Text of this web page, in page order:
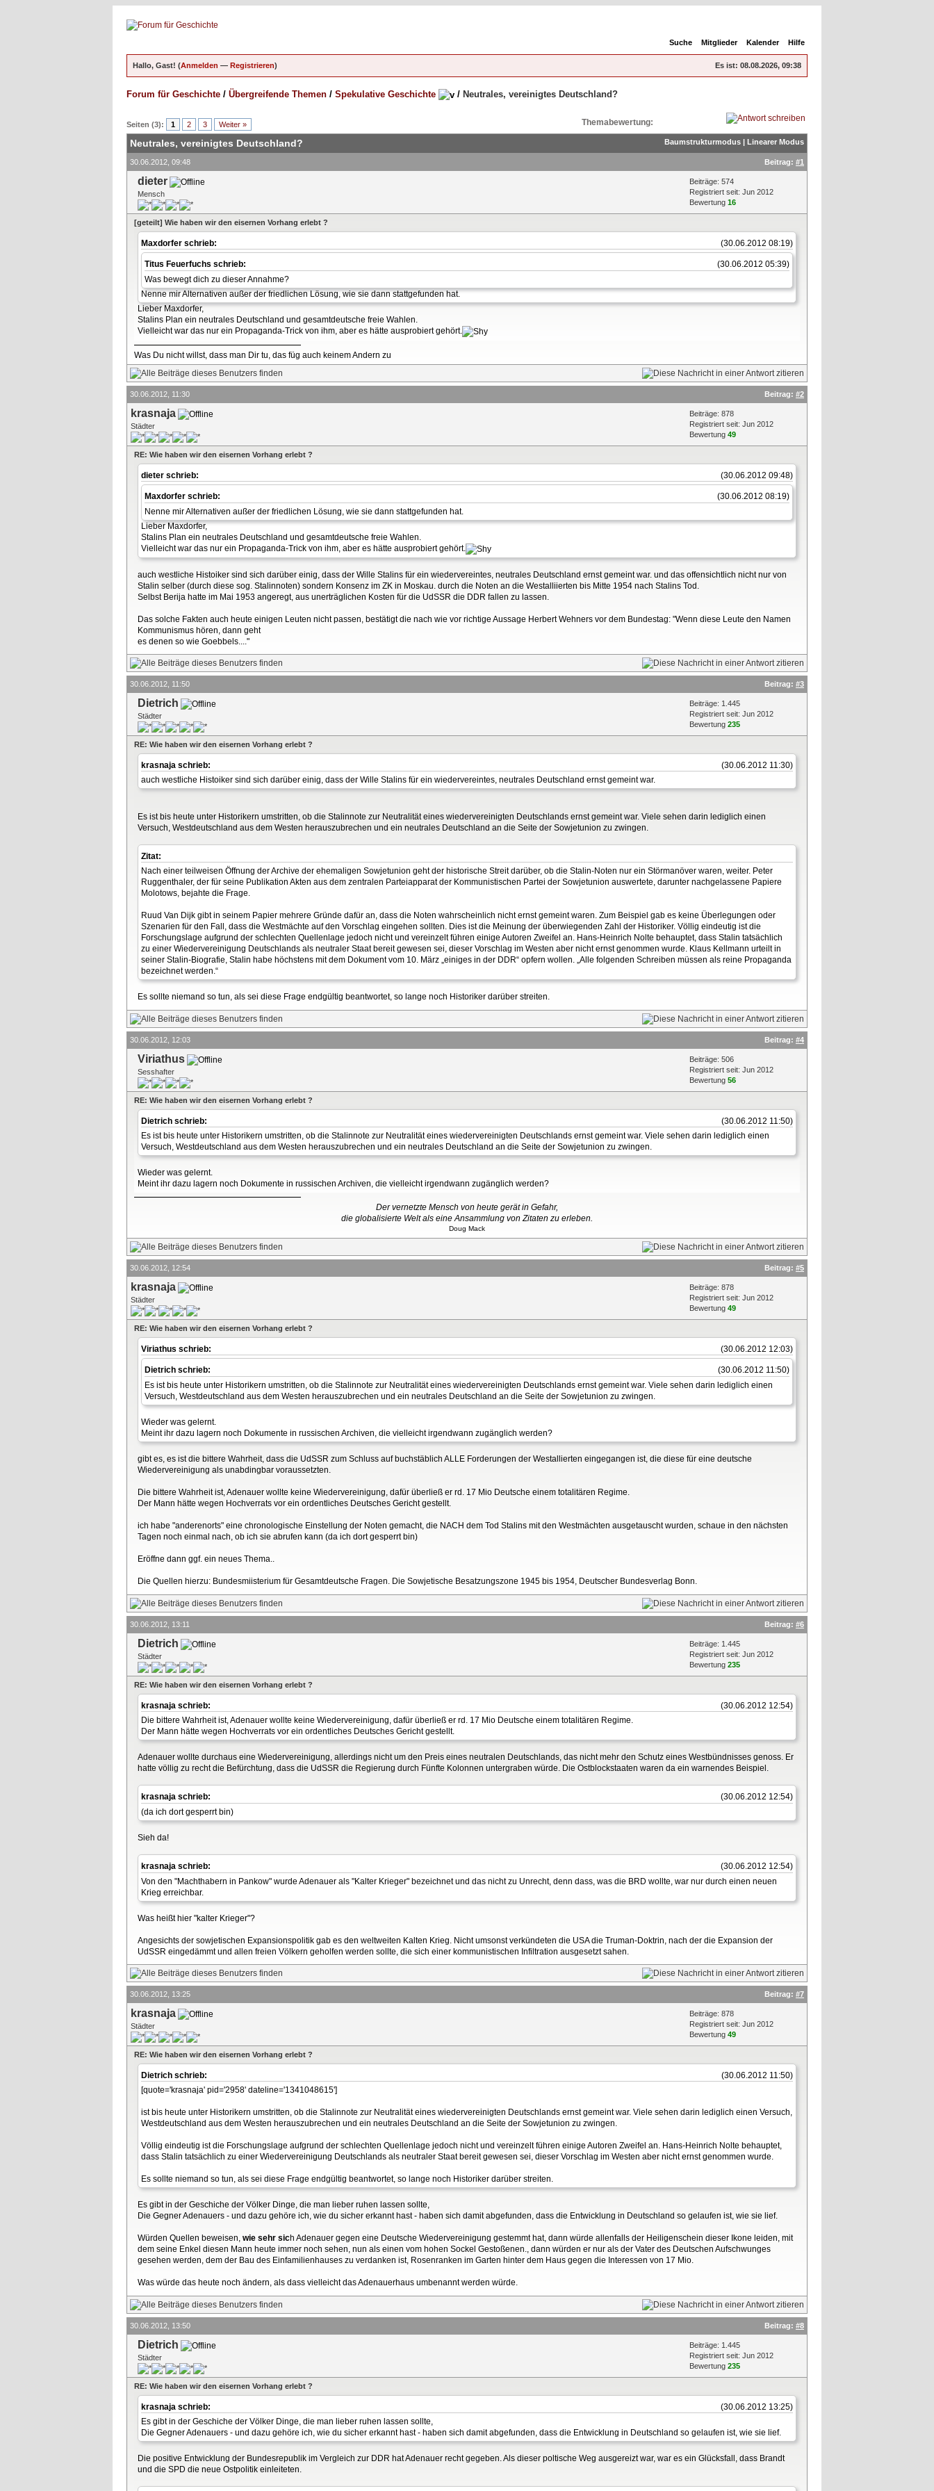
Suche Mitglieder Kalender Hilfe
Es ist: 08.08.2026, 09:38
Hallo, Gast! (Anmelden — Registrieren)
Forum für Geschichte / Übergreifende Themen / Spekulative Geschichte / Neutrales, vereinigtes Deutschland?
Seiten (3): 1 2 3 Weiter » Themabewertung:
Baumstrukturmodus | Linearer Modus
Neutrales, vereinigtes Deutschland?
30.06.2012, 09:48 Beitrag: #1
dieter
Mensch
Beiträge: 574
Registriert seit: Jun 2012
Bewertung 16
[geteilt] Wie haben wir den eisernen Vorhang erlebt ?
(30.06.2012 08:19)
Maxdorfer schrieb:
(30.06.2012 05:39)
Titus Feuerfuchs schrieb:
Was bewegt dich zu dieser Annahme?
Nenne mir Alternativen außer der friedlichen Lösung, wie sie dann stattgefunden hat.
Lieber Maxdorfer,
Stalins Plan ein neutrales Deutschland und gesamtdeutsche freie Wahlen.
Vielleicht war das nur ein Propaganda-Trick von ihm, aber es hätte ausprobiert gehört.
Was Du nicht willst, dass man Dir tu, das füg auch keinem Andern zu
30.06.2012, 11:30 Beitrag: #2
krasnaja
Städter
Beiträge: 878
Registriert seit: Jun 2012
Bewertung 49
RE: Wie haben wir den eisernen Vorhang erlebt ?
(30.06.2012 09:48)
dieter schrieb:
(30.06.2012 08:19)
Maxdorfer schrieb:
Nenne mir Alternativen außer der friedlichen Lösung, wie sie dann stattgefunden hat.
Lieber Maxdorfer,
Stalins Plan ein neutrales Deutschland und gesamtdeutsche freie Wahlen.
Vielleicht war das nur ein Propaganda-Trick von ihm, aber es hätte ausprobiert gehört.
auch westliche Histoiker sind sich darüber einig, dass der Wille Stalins für ein wiedervereintes, neutrales Deutschland ernst gemeint war. und das offensichtlich nicht nur von
Stalin selber (durch diese sog. Stalinnoten) sondern Konsenz im ZK in Moskau. durch die Noten an die Westalliierten bis Mitte 1954 nach Stalins Tod.
Selbst Berija hatte im Mai 1953 angeregt, aus unerträglichen Kosten für die UdSSR die DDR fallen zu lassen.
Das solche Fakten auch heute einigen Leuten nicht passen, bestätigt die nach wie vor richtige Aussage Herbert Wehners vor dem Bundestag: "Wenn diese Leute den Namen
Kommunismus hören, dann geht
es denen so wie Goebbels...."
30.06.2012, 11:50 Beitrag: #3
Dietrich
Städter
Beiträge: 1.445
Registriert seit: Jun 2012
Bewertung 235
RE: Wie haben wir den eisernen Vorhang erlebt ?
(30.06.2012 11:30)
krasnaja schrieb:
auch westliche Histoiker sind sich darüber einig, dass der Wille Stalins für ein wiedervereintes, neutrales Deutschland ernst gemeint war.
Es ist bis heute unter Historikern umstritten, ob die Stalinnote zur Neutralität eines wiedervereinigten Deutschlands ernst gemeint war. Viele sehen darin lediglich einen
Versuch, Westdeutschland aus dem Westen herauszubrechen und ein neutrales Deutschland an die Seite der Sowjetunion zu zwingen.
Zitat:
Nach einer teilweisen Öffnung der Archive der ehemaligen Sowjetunion geht der historische Streit darüber, ob die Stalin-Noten nur ein Störmanöver waren, weiter. Peter
Ruggenthaler, der für seine Publikation Akten aus dem zentralen Parteiapparat der Kommunistischen Partei der Sowjetunion auswertete, darunter nachgelassene Papiere
Molotows, bejahte die Frage.
Ruud Van Dijk gibt in seinem Papier mehrere Gründe dafür an, dass die Noten wahrscheinlich nicht ernst gemeint waren. Zum Beispiel gab es keine Überlegungen oder
Szenarien für den Fall, dass die Westmächte auf den Vorschlag eingehen sollten. Dies ist die Meinung der überwiegenden Zahl der Historiker. Völlig eindeutig ist die
Forschungslage aufgrund der schlechten Quellenlage jedoch nicht und vereinzelt führen einige Autoren Zweifel an. Hans-Heinrich Nolte behauptet, dass Stalin tatsächlich
zu einer Wiedervereinigung Deutschlands als neutraler Staat bereit gewesen sei, dieser Vorschlag im Westen aber nicht ernst genommen wurde. Klaus Kellmann urteilt in
seiner Stalin-Biografie, Stalin habe höchstens mit dem Dokument vom 10. März „einiges in der DDR“ opfern wollen. „Alle folgenden Schreiben müssen als reine Propaganda
bezeichnet werden.“
Es sollte niemand so tun, als sei diese Frage endgültig beantwortet, so lange noch Historiker darüber streiten.
30.06.2012, 12:03 Beitrag: #4
Viriathus
Sesshafter
Beiträge: 506
Registriert seit: Jun 2012
Bewertung 56
RE: Wie haben wir den eisernen Vorhang erlebt ?
(30.06.2012 11:50)
Dietrich schrieb:
Es ist bis heute unter Historikern umstritten, ob die Stalinnote zur Neutralität eines wiedervereinigten Deutschlands ernst gemeint war. Viele sehen darin lediglich einen
Versuch, Westdeutschland aus dem Westen herauszubrechen und ein neutrales Deutschland an die Seite der Sowjetunion zu zwingen.
Wieder was gelernt.
Meint ihr dazu lagern noch Dokumente in russischen Archiven, die vielleicht irgendwann zugänglich werden?
Der vernetzte Mensch von heute gerät in Gefahr,
die globalisierte Welt als eine Ansammlung von Zitaten zu erleben.
Doug Mack
30.06.2012, 12:54 Beitrag: #5
krasnaja
Städter
Beiträge: 878
Registriert seit: Jun 2012
Bewertung 49
RE: Wie haben wir den eisernen Vorhang erlebt ?
(30.06.2012 12:03)
Viriathus schrieb:
(30.06.2012 11:50)
Dietrich schrieb:
Es ist bis heute unter Historikern umstritten, ob die Stalinnote zur Neutralität eines wiedervereinigten Deutschlands ernst gemeint war. Viele sehen darin lediglich einen
Versuch, Westdeutschland aus dem Westen herauszubrechen und ein neutrales Deutschland an die Seite der Sowjetunion zu zwingen.
Wieder was gelernt.
Meint ihr dazu lagern noch Dokumente in russischen Archiven, die vielleicht irgendwann zugänglich werden?
gibt es, es ist die bittere Wahrheit, dass die UdSSR zum Schluss auf buchstäblich ALLE Forderungen der Westallierten eingegangen ist, die diese für eine deutsche
Wiedervereinigung als unabdingbar voraussetzten.
Die bittere Wahrheit ist, Adenauer wollte keine Wiedervereinigung, dafür überließ er rd. 17 Mio Deutsche einem totalitären Regime.
Der Mann hätte wegen Hochverrats vor ein ordentliches Deutsches Gericht gestellt.
ich habe "anderenorts" eine chronologische Einstellung der Noten gemacht, die NACH dem Tod Stalins mit den Westmächten ausgetauscht wurden, schaue in den nächsten
Tagen noch einmal nach, ob ich sie abrufen kann (da ich dort gesperrt bin)
Eröffne dann ggf. ein neues Thema..
Die Quellen hierzu: Bundesmiisterium für Gesamtdeutsche Fragen. Die Sowjetische Besatzungszone 1945 bis 1954, Deutscher Bundesverlag Bonn.
30.06.2012, 13:11 Beitrag: #6
Dietrich
Städter
Beiträge: 1.445
Registriert seit: Jun 2012
Bewertung 235
RE: Wie haben wir den eisernen Vorhang erlebt ?
(30.06.2012 12:54)
krasnaja schrieb:
Die bittere Wahrheit ist, Adenauer wollte keine Wiedervereinigung, dafür überließ er rd. 17 Mio Deutsche einem totalitären Regime.
Der Mann hätte wegen Hochverrats vor ein ordentliches Deutsches Gericht gestellt.
Adenauer wollte durchaus eine Wiedervereinigung, allerdings nicht um den Preis eines neutralen Deutschlands, das nicht mehr den Schutz eines Westbündnisses genoss. Er
hatte völlig zu recht die Befürchtung, dass die UdSSR die Regierung durch Fünfte Kolonnen untergraben würde. Die Ostblockstaaten waren da ein warnendes Beispiel.
(30.06.2012 12:54)
krasnaja schrieb:
(da ich dort gesperrt bin)
Sieh da!
(30.06.2012 12:54)
krasnaja schrieb:
Von den "Machthabern in Pankow" wurde Adenauer als "Kalter Krieger" bezeichnet und das nicht zu Unrecht, denn dass, was die BRD wollte, war nur durch einen neuen
Krieg erreichbar.
Was heißt hier "kalter Krieger"?
Angesichts der sowjetischen Expansionspolitik gab es den weltweiten Kalten Krieg. Nicht umsonst verkündeten die USA die Truman-Doktrin, nach der die Expansion der
UdSSR eingedämmt und allen freien Völkern geholfen werden sollte, die sich einer kommunistischen Infiltration ausgesetzt sahen.
30.06.2012, 13:25 Beitrag: #7
krasnaja
Städter
Beiträge: 878
Registriert seit: Jun 2012
Bewertung 49
RE: Wie haben wir den eisernen Vorhang erlebt ?
(30.06.2012 11:50)
Dietrich schrieb:
[quote='krasnaja' pid='2958' dateline='1341048615']
ist bis heute unter Historikern umstritten, ob die Stalinnote zur Neutralität eines wiedervereinigten Deutschlands ernst gemeint war. Viele sehen darin lediglich einen Versuch,
Westdeutschland aus dem Westen herauszubrechen und ein neutrales Deutschland an die Seite der Sowjetunion zu zwingen.
Völlig eindeutig ist die Forschungslage aufgrund der schlechten Quellenlage jedoch nicht und vereinzelt führen einige Autoren Zweifel an. Hans-Heinrich Nolte behauptet,
dass Stalin tatsächlich zu einer Wiedervereinigung Deutschlands als neutraler Staat bereit gewesen sei, dieser Vorschlag im Westen aber nicht ernst genommen wurde.
Es sollte niemand so tun, als sei diese Frage endgültig beantwortet, so lange noch Historiker darüber streiten.
Es gibt in der Geschiche der Völker Dinge, die man lieber ruhen lassen sollte,
Die Gegner Adenauers - und dazu gehöre ich, wie du sicher erkannt hast - haben sich damit abgefunden, dass die Entwicklung in Deutschland so gelaufen ist, wie sie lief.
Würden Quellen beweisen, wie sehr sich Adenauer gegen eine Deutsche Wiedervereinigung gestemmt hat, dann würde allenfalls der Heiligenschein dieser Ikone leiden, mit
dem seine Enkel diesen Mann heute immer noch sehen, nun als einen vom hohen Sockel Gestoßenen., dann würden er nur als der Vater des Deutschen Aufschwunges
gesehen werden, dem der Bau des Einfamilienhauses zu verdanken ist, Rosenranken im Garten hinter dem Haus gegen die Interessen von 17 Mio.
Was würde das heute noch ändern, als dass vielleicht das Adenauerhaus umbenannt werden würde.
30.06.2012, 13:50 Beitrag: #8
Dietrich
Städter
Beiträge: 1.445
Registriert seit: Jun 2012
Bewertung 235
RE: Wie haben wir den eisernen Vorhang erlebt ?
(30.06.2012 13:25)
krasnaja schrieb:
Es gibt in der Geschiche der Völker Dinge, die man lieber ruhen lassen sollte,
Die Gegner Adenauers - und dazu gehöre ich, wie du sicher erkannt hast - haben sich damit abgefunden, dass die Entwicklung in Deutschland so gelaufen ist, wie sie lief.
Die positive Entwicklung der Bundesrepublik im Vergleich zur DDR hat Adenauer recht gegeben. Als dieser poltische Weg ausgereizt war, war es ein Glücksfall, dass Brandt
und die SPD die neue Ostpolitik einleiteten.